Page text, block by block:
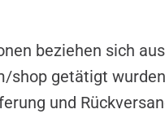
beziehen sich
shop getätigt
und